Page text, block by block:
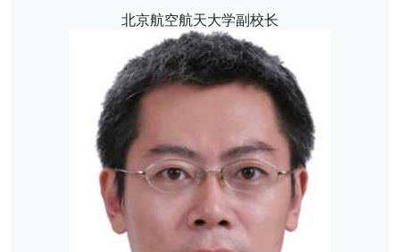
北京航空航天大学副校长